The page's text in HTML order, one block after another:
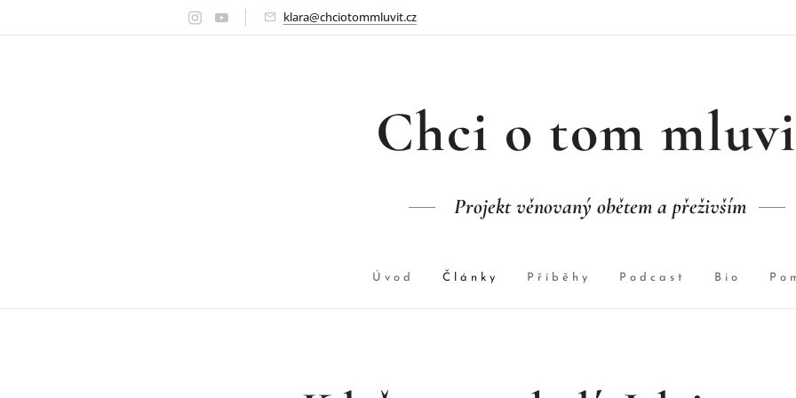
klara@chciotommluvit.cz
Chci o tom
Projekt věnovaný obětem a přeživším
Úvod Články Příběhy Podcast Bio